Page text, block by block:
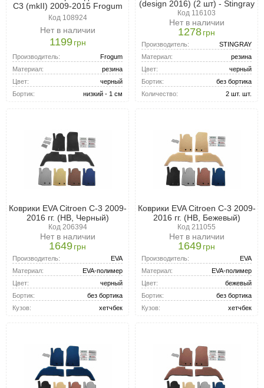
C3 (mkII) 2009-2015 Frogum
Код 108924
Нет в наличии
1199 грн
Производитель:
Frogum
Материал:
резина
Цвет:
черный
Бортик:
низкий - 1 см
(design 2016) (2 шт) - Stingray
Код 116103
Нет в наличии
1278грн
Производитель:
STINGRAY
Материал:
резина
Цвет:
черный
Бортик:
без бортика
Количество:
2 шт. шт.
Коврики EVA Citroen C-3 2009-
2016 гг. (HB, Черный)
Код 206394
Нет в наличии
1649грн
Производитель:
EVA
Материал:
EVA-полимер
Цвет:
черный
Бортик:
без бортика
Кузов:
хетчбек
Коврики EVA Citroen C-3 2009-
2016 гг. (HB, Бежевый)
Код 211055
Нет в наличии
1649грн
Производитель:
EVA
Материал:
EVA-полимер
Цвет:
бежевый
Бортик:
без бортика
Кузов:
хетчбек